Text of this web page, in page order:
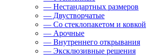
— Нестандартных размеров
— Двустворчатые
— Со стеклопакетом и ковкой
— Арочные
— Внутреннего открывания
— Эксклюзивные решения